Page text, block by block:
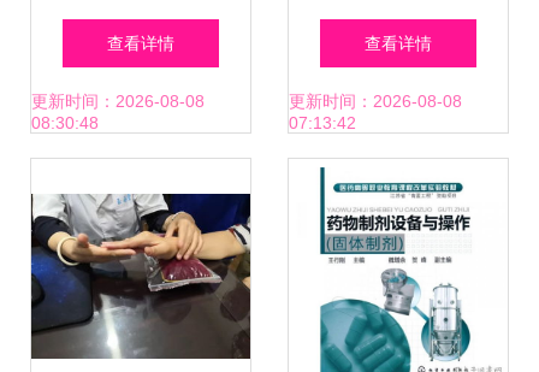
应高质量肘关节
(PVC)解剖模型，
查看详情
更新时间：2026-08-08
08:30:48
新与发展 助力医学
教育新时代
查看详情
更新时间：2026-08-08
07:13:42